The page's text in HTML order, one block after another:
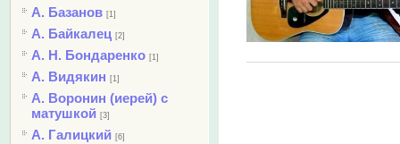
А. Базанов [1]
А. Байкалец [2]
А. Н. Бондаренко [1]
А. Видякин [1]
А. Воронин (иерей) с
матушкой [3]
А. Галицкий [6]